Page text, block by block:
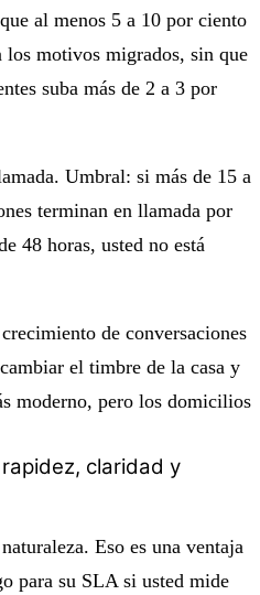
al menos 5 a 10 por ciento
los motivos migrados, sin que
suba más de 2 a 3 por
Umbral: si más de 15 a
terminan en llamada por
48 horas, usted no está
de conversaciones
el timbre de la casa y
moderno, pero los domicilios
claridad y
Eso es una ventaja
para su SLA si usted mide